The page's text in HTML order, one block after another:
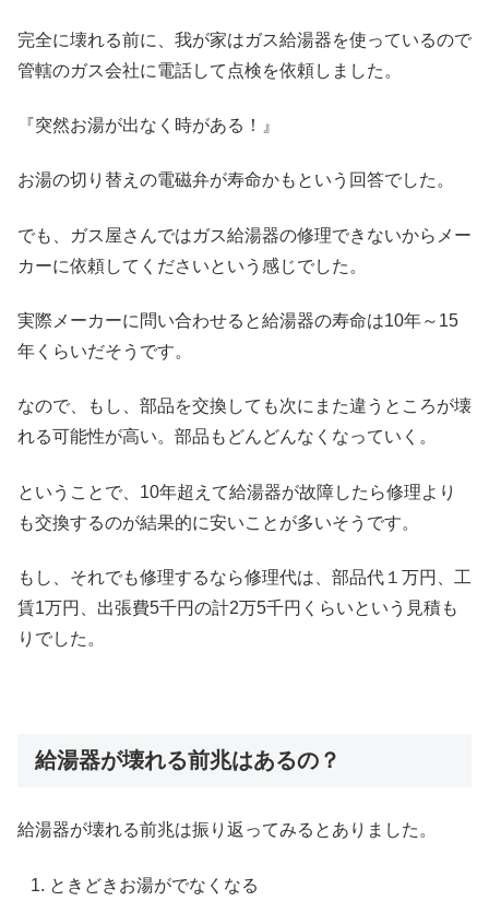
完全に壊れる前に、我が家はガス給湯器を使っているので
管轄のガス会社に電話して点検を依頼しました。
『突然お湯が出なく時がある！』
お湯の切り替えの電磁弁が寿命かもという回答でした。
でも、ガス屋さんではガス給湯器の修理できないからメー
カーに依頼してくださいという感じでした。
実際メーカーに問い合わせると給湯器の寿命は10年～15
年くらいだそうです。
なので、もし、部品を交換しても次にまた違うところが壊
れる可能性が高い。部品もどんどんなくなっていく。
ということで、10年超えて給湯器が故障したら修理より
も交換するのが結果的に安いことが多いそうです。
もし、それでも修理するなら修理代は、部品代１万円、工
賃1万円、出張費5千円の計2万5千円くらいという見積も
りでした。
給湯器が壊れる前兆はあるの？
給湯器が壊れる前兆は振り返ってみるとありました。
ときどきお湯がでなくなる